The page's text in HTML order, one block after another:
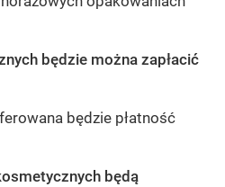
będzie można zapłacić
będzie płatność
będą